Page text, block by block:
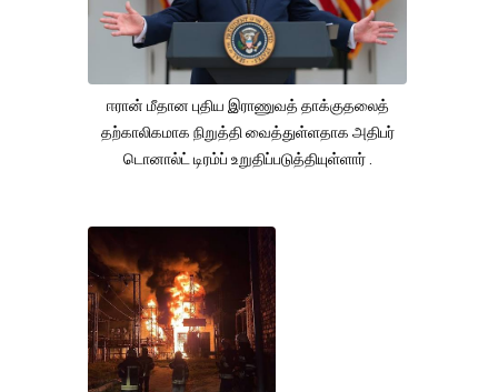
ஈரான் மீதான புதிய இராணுவத் தாக்குதலைத்
தற்காலிகமாக நிறுத்தி வைத்துள்ளதாக அதிபர்
டொனால்ட் டிரம்ப் உறுதிப்படுத்தியுள்ளார் .